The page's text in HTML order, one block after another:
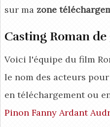
sur ma zone
Casting Roman de
Voici l'équipe du film
le nom des acteurs
en téléchargement ou
Pinon Fanny Ardant